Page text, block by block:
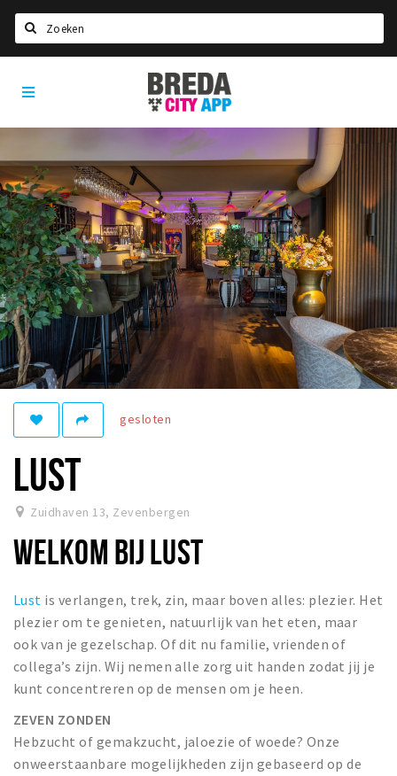
Home
Agenda
Deals
Party pics
Nieuws, interviews & blogs
Eten
Drinken
Slapen
Recreatief
Winkels
Winkelgebieden
Bezienswaardigheden
Musea, theaters & podia
Uitjes & activiteiten
Natuurgebieden
Baroniepoorten
Sport
Privacy
Inloggen
Breda
City
App
gesloten
LUST
Zuidhaven 13, Zevenbergen
WELKOM BIJ LUST
Lust is verlangen, trek, zin, maar boven alles: plezier. Het
plezier om te genieten, natuurlijk van het eten, maar
ook van je gezelschap. Of dit nu familie, vrienden of
collega’s zijn. Wij nemen alle zorg uit handen zodat jij je
kunt concentreren op de mensen om je heen.
ZEVEN ZONDEN
Hebzucht of gemakzucht, jaloezie of woede? Onze
onweerstaanbare mogelijkheden zijn gebaseerd op de